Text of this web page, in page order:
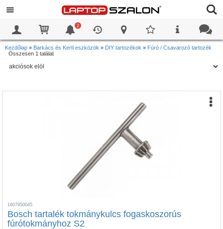
2
Kezdőlap » Barkács és Kerti eszközök » DIY tartozékok » Fúró / Csavarozó tartozék
Összesen 1 találat
1607950045
Bosch tartalék tokmánykulcs fogaskoszorús
fúrótokmányhoz S2
0
0